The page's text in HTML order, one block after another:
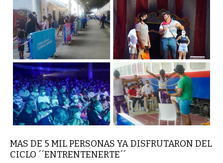
MAS DE 5 MIL PERSONAS YA DISFRUTARON DEL
CICLO ´´ENTRENTENERTE´´